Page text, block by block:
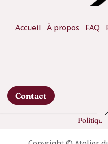
Accueil À propos FAQ
Contact
Politique